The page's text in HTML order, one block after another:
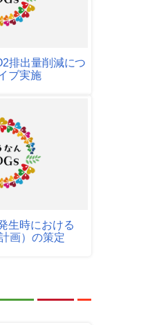
排出量削減につ
ブ実施
生時における
画）の策定